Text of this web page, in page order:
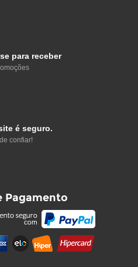
para receber
é seguro.
confiar!
Pagamento